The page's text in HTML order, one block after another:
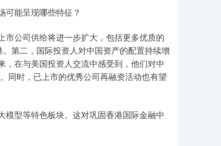
可能呈现哪些特征？
公司供给将进一步扩大，包括更多优质的
第二，国际投资人对中国资产的配置持续增
在与美国投资人交流中感受到，他们对中
同时，已上市的优秀公司再融资活动也有望
型等特色板块。这对巩固香港国际金融中